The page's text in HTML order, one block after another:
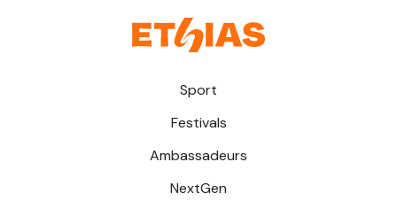
Sport
Festivals
Ambassadeurs
NextGen